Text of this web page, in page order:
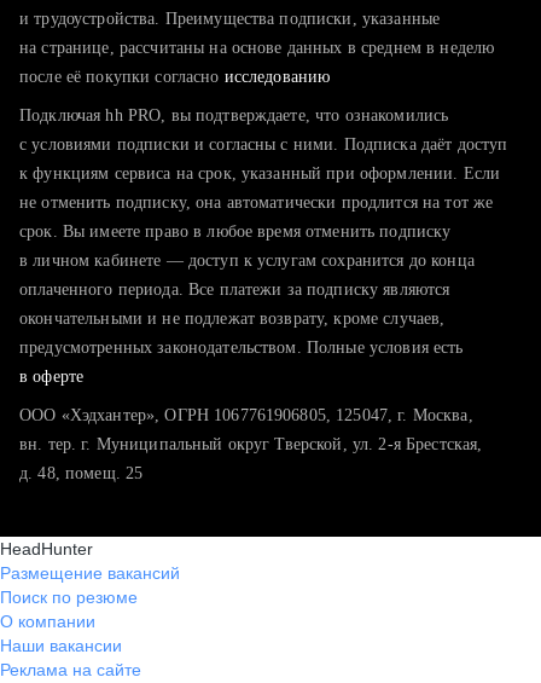
тратите много времени на поиск и вручную поднимаете
хотите сравнить себя с конкурентами и оценить шансы
и трудоустройства. Преимущества подписки, указанные
на странице, рассчитаны на основе данных в среднем в неделю
после её покупки согласно исследованию
Подключая hh PRO, вы подтверждаете, что ознакомились
с условиями подписки и согласны с ними. Подписка даёт доступ
к функциям сервиса на срок, указанный при оформлении. Если
не отменить подписку, она автоматически продлится на тот же
срок. Вы имеете право в любое время отменить подписку
в личном кабинете — доступ к услугам сохранится до конца
оплаченного периода. Все платежи за подписку являются
окончательными и не подлежат возврату, кроме случаев,
предусмотренных законодательством. Полные условия есть
в оферте
ООО «Хэдхантер», ОГРН 1067761906805, 125047, г. Москва,
вн. тер. г. Муниципальный округ Тверской, ул. 2-я Брестская,
д. 48, помещ. 25
HeadHunter
Размещение вакансий
Поиск по резюме
О компании
Наши вакансии
Реклама на сайте